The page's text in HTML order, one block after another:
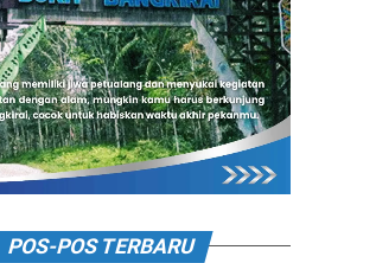
POS-POS TERBARU